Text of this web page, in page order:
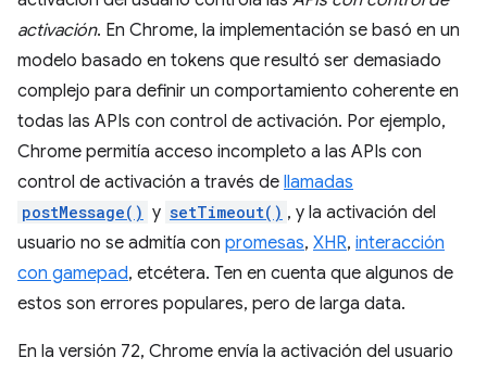
activación. En Chrome, la implementación se basó en un
modelo basado en tokens que resultó ser demasiado
complejo para definir un comportamiento coherente en
todas las APIs con control de activación. Por ejemplo,
Chrome permitía acceso incompleto a las APIs con
control de activación a través de llamadas
postMessage() y setTimeout() , y la activación del
usuario no se admitía con promesas, XHR, interacción
con gamepad, etcétera. Ten en cuenta que algunos de
estos son errores populares, pero de larga data.
En la versión 72, Chrome envía la activación del usuario